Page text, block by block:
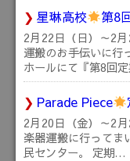
星琳高校 第8
2月22日（日）～2
運搬のお手伝いに行
ホールにて『第8回
Parade Piece
2月20日（金）～2
楽器運搬に行ってま
民センター。 定期…